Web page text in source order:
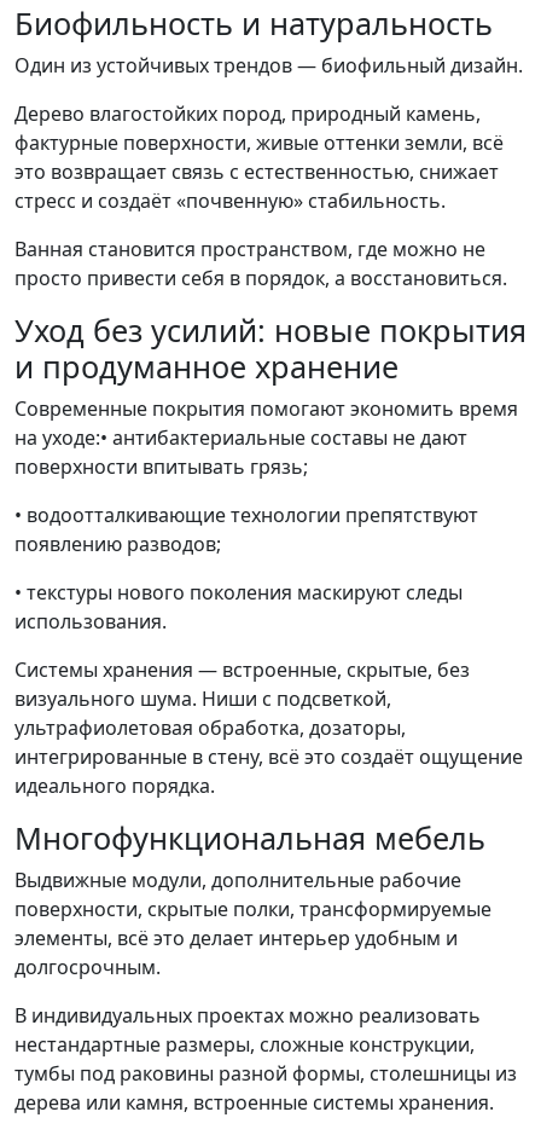
Биофильность и натуральность
Один из устойчивых трендов — биофильный дизайн.
Дерево влагостойких пород, природный камень,
фактурные поверхности, живые оттенки земли, всё
это возвращает связь с естественностью, снижает
стресс и создаёт «почвенную» стабильность.
Ванная становится пространством, где можно не
просто привести себя в порядок, а восстановиться.
Уход без усилий: новые покрытия
и продуманное хранение
Современные покрытия помогают экономить время
на уходе:• антибактериальные составы не дают
поверхности впитывать грязь;
• водоотталкивающие технологии препятствуют
появлению разводов;
• текстуры нового поколения маскируют следы
использования.
Системы хранения — встроенные, скрытые, без
визуального шума. Ниши с подсветкой,
ультрафиолетовая обработка, дозаторы,
интегрированные в стену, всё это создаёт ощущение
идеального порядка.
Многофункциональная мебель
Выдвижные модули, дополнительные рабочие
поверхности, скрытые полки, трансформируемые
элементы, всё это делает интерьер удобным и
долгосрочным.
В индивидуальных проектах можно реализовать
нестандартные размеры, сложные конструкции,
тумбы под раковины разной формы, столешницы из
дерева или камня, встроенные системы хранения.